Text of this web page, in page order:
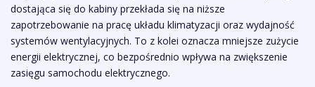
dostająca się do kabiny przekłada się na niższe
zapotrzebowanie na pracę układu klimatyzacji oraz wydajność
systemów wentylacyjnych. To z kolei oznacza mniejsze zużycie
energii elektrycznej, co bezpośrednio wpływa na zwiększenie
zasięgu samochodu elektrycznego.